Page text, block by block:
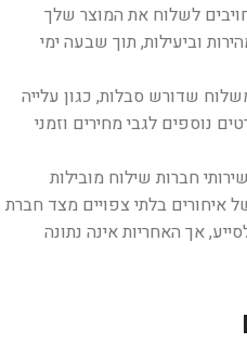
לשלוח את המוצר שלך
וביעילות, תוך שבעה ימי
שדורש סבלות, כגון עלייה
נוספים לגבי מחירים וזמני
חברות שילוח מובילות
בלתי צפויים מצד חברת
אך האחריות אינה נתונה